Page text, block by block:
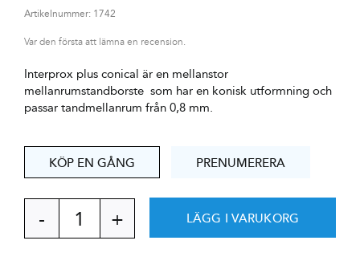
Artikelnummer: 1742
Var den första att lämna en recension.
Interprox plus conical är en mellanstor
mellanrumstandborste som har en konisk utformning och
passar tandmellanrum från 0,8 mm.
KÖP EN GÅNG PRENUMERERA
Interprox
plus
LÄGG I VARUKORG